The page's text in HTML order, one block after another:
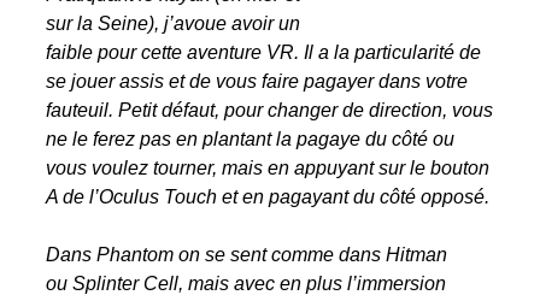
sur la Seine), j’avoue avoir un
faible pour cette aventure VR. Il a la particularité de
se jouer assis et de vous faire pagayer dans votre
fauteuil. Petit défaut, pour changer de direction, vous
ne le ferez pas en plantant la pagaye du côté ou
vous voulez tourner, mais en appuyant sur le bouton
A de l’Oculus Touch et en pagayant du côté opposé.
Dans Phantom on se sent comme dans Hitman
ou Splinter Cell, mais avec en plus l’immersion